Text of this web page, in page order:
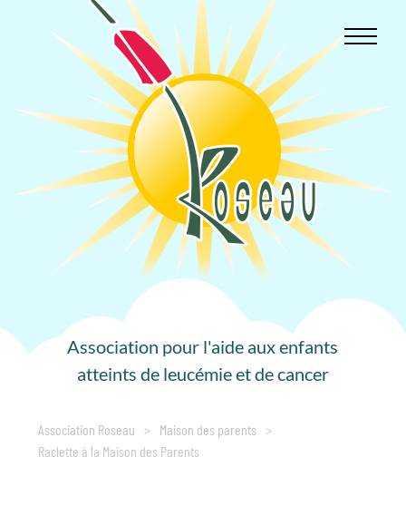
Association pour l'aide aux enfants
atteints de leucémie et de cancer
Association Roseau > Maison des parents >
Raclette à la Maison des Parents